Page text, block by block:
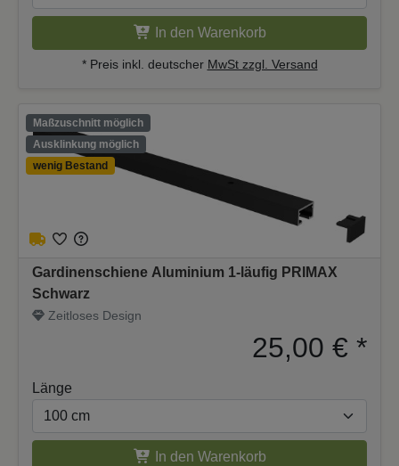
In den Warenkorb
* Preis inkl. deutscher MwSt zzgl. Versand
Maßzuschnitt möglich
Ausklinkung möglich
wenig Bestand
Gardinenschiene Aluminium 1-läufig PRIMAX
Schwarz
Zeitloses Design
25,00 € *
Länge
In den Warenkorb